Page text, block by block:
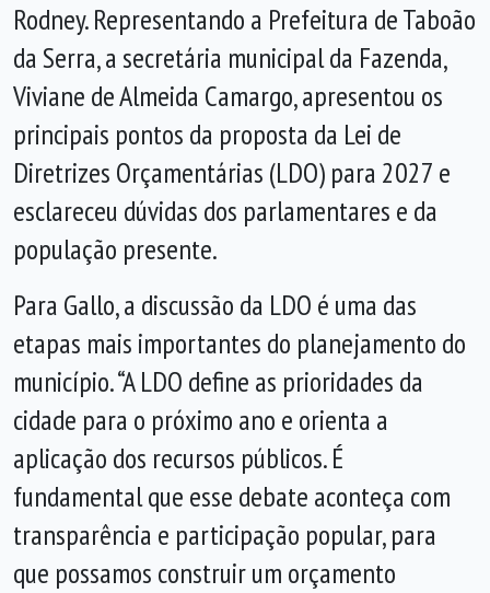
Rodney. Representando a Prefeitura de Taboão
da Serra, a secretária municipal da Fazenda,
Viviane de Almeida Camargo, apresentou os
principais pontos da proposta da Lei de
Diretrizes Orçamentárias (LDO) para 2027 e
esclareceu dúvidas dos parlamentares e da
população presente.
Para Gallo, a discussão da LDO é uma das
etapas mais importantes do planejamento do
município. “A LDO define as prioridades da
cidade para o próximo ano e orienta a
aplicação dos recursos públicos. É
fundamental que esse debate aconteça com
transparência e participação popular, para
que possamos construir um orçamento